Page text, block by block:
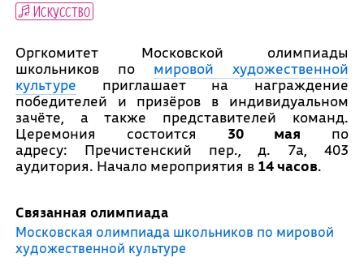
Искусство
Оргкомитет Московской олимпиады
школьников по мировой художественной
культуре приглашает на награждение
победителей и призёров в индивидуальном
зачёте, а также представителей команд.
Церемония состоится 30 мая по
адресу: Пречистенский пер., д. 7а, 403
аудитория. Начало мероприятия в 14 часов.
Связанная олимпиада
Московская олимпиада школьников по мировой
художественной культуре